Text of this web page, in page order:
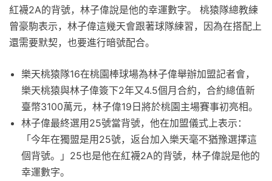
紅襪2A的背號，林子偉說是他的幸運數字。 桃猿隊總教練
曾豪駒表示，林子偉這幾天會跟著球隊練習，因為在搭配上
還需要默契，也要進行暗號配合。
樂天桃猿隊16在桃園棒球場為林子偉舉辦加盟記者會，
樂天桃猿與林子偉簽下2年又4.5個月合約，合約總值新
臺幣3100萬元，林子偉19日將於桃園主場賽事初亮相。
林子偉最終選用25號當背號，他在加盟儀式上表示：
「今年在獨盟是用25號，返台加入樂天毫不猶豫選擇這
個背號。」25也是他在紅襪2A的背號，林子偉說是他的
幸運數字。